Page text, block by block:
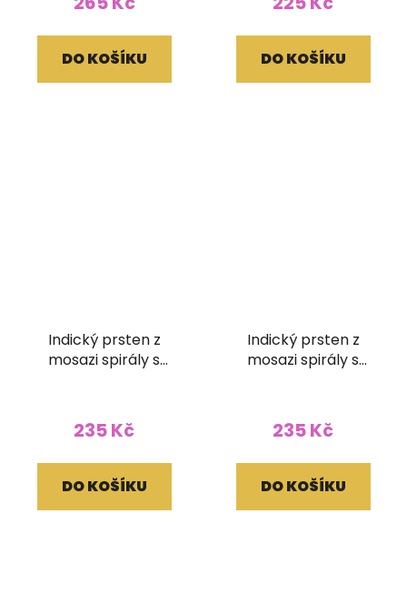
DO KOŠÍKU DO KOŠÍKU
Indický prsten z
mosazi spirály s
235 Kč
DO KOŠÍKU
Indický prsten z
mosazi spirály s
235 Kč
DO KOŠÍKU